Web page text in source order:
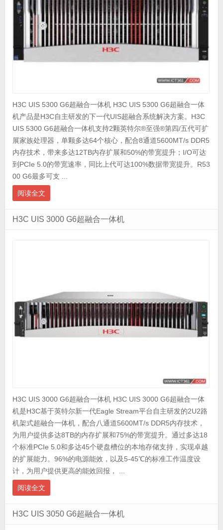
H3C UIS 5300 G6超融合一体机 H3C UIS 5300 G6超融合一体
机产品是H3C自主研发的下一代UIS超融合系统解决方案。H3C
UIS 5300 G6超融合一体机支持2颗英特尔®至强®第四/五代可扩
展家族处理器，单颗多达64个核心，配合8通道5600MT/s DDR5
内存技术，带来多达12TB内存扩展和50%的带宽提升；I/O可达
到PCIe 5.0的带宽速率，同比上代可达100%数据带宽提升。R53
00 G6最多可支 ...
阅读全文
H3C UIS 3000 G6超融合一体机
H3C UIS 3000 G6超融合一体机 H3C UIS 3000 G6超融合一体
机是H3C基于英特尔新一代Eagle Stream平台自主研发的2U2路
机架式超融合一体机，配合八通道5600MT/s DDR5内存技术，
为用户提供多达8TB的内存扩展和75%的带宽提升。通过多达18
个标准PCIe 5.0和多达45个硬盘槽位的本地存储支持，实现卓越
的扩展能力。96%的电源能效，以及5-45℃的标准工作温度设
计，为用户提供更高的能效回报， ...
阅读全文
H3C UIS 3050 G6超融合一体机